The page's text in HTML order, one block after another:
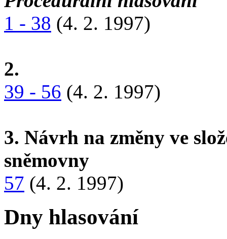
1 - 38 (4. 2. 1997)
2.
39 - 56 (4. 2. 1997)
3. Návrh na změny ve
sněmovny
57 (4. 2. 1997)
Dny hlasování